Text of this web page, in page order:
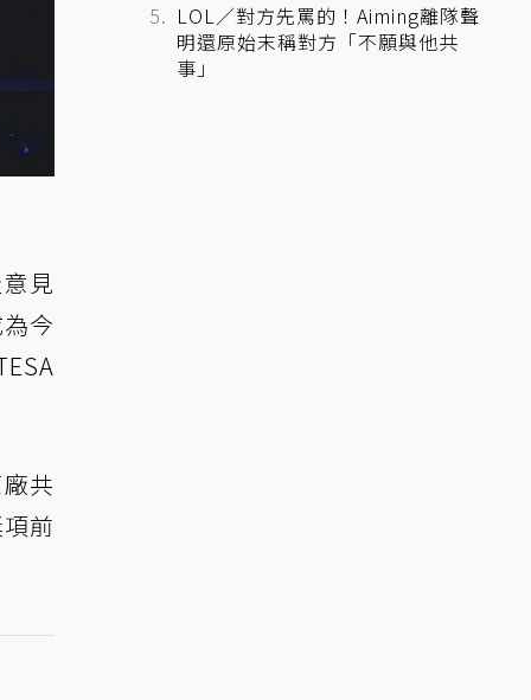
見
今
共
前
LOL／對方先罵的！Aiming離隊聲
明還原始末稱對方「不願與他共
事」